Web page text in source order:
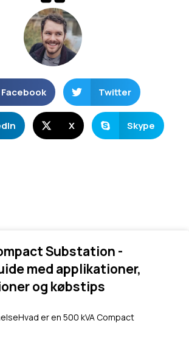
Facebook Twitter
X Skype
Substation -
med applikationer,
og købstips
er en 500 kVA Compact